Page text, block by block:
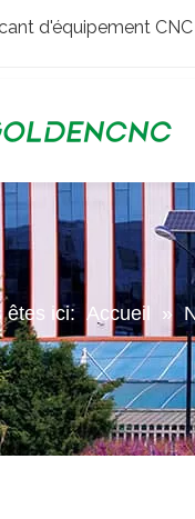
d'équipement
êtes ici: Accueil »